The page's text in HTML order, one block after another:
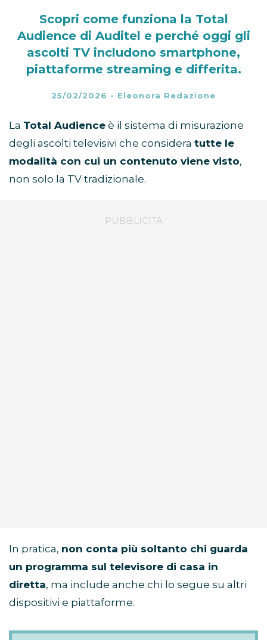
Scopri come funziona la Total
Audience di Auditel e perché oggi gli
ascolti TV includono smartphone,
piattaforme streaming e differita.
25/02/2026 - Eleonora Redazione
La Total Audience è il sistema di misurazione
degli ascolti televisivi che considera tutte le
modalità con cui un contenuto viene visto,
non solo la TV tradizionale.
In pratica, non conta più soltanto chi guarda
un programma sul televisore di casa in
diretta, ma include anche chi lo segue su altri
dispositivi e piattaforme.